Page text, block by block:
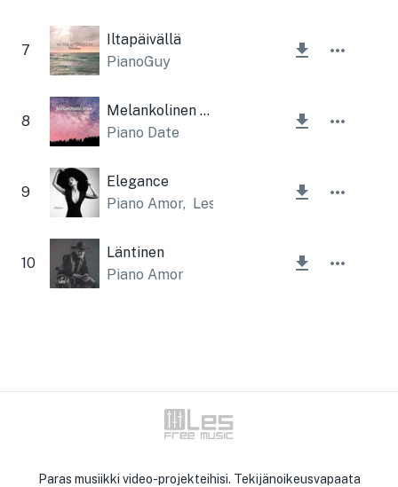
7
Iltapäivällä
PianoGuy
8
Melankolinen tunnelma
Piano Date
9
Elegance
Piano Amor, Lesfm
10
Läntinen
Piano Amor
Paras musiikki video-projekteihisi. Tekijänoikeusvapaata